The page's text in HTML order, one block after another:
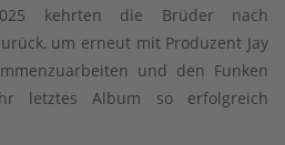
kehrten die Brüder nach
um erneut mit Produzent Jay
und den Funken
letztes Album so erfolgreich